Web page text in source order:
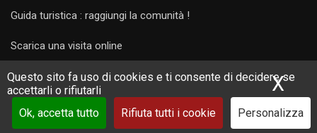
Questo sito fa uso di cookies e ti consente di decidere se
accettarli o rifiutarli
Ok, accetta tutto
Rifiuta tutti i cookie Personalizza
X
Guida turistica : raggiungi la comunità !
Scarica una visita online